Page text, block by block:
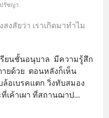
รัชญา
งสัยว่า เราเกิดมาทำไม
ยนชั้นอนุบาล  มีความรู้สึก
ยด้วย  ตอนหลังก็เห็น
อเบรคแตก วิ่งทับสมอง
เค้าเผา ที่สถานฌาป